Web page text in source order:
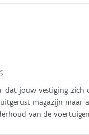
dat jouw vestiging
magazijn maar
van de